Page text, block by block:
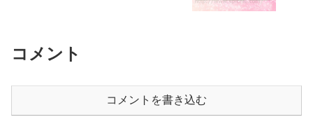
コメント
コメントを書き込む